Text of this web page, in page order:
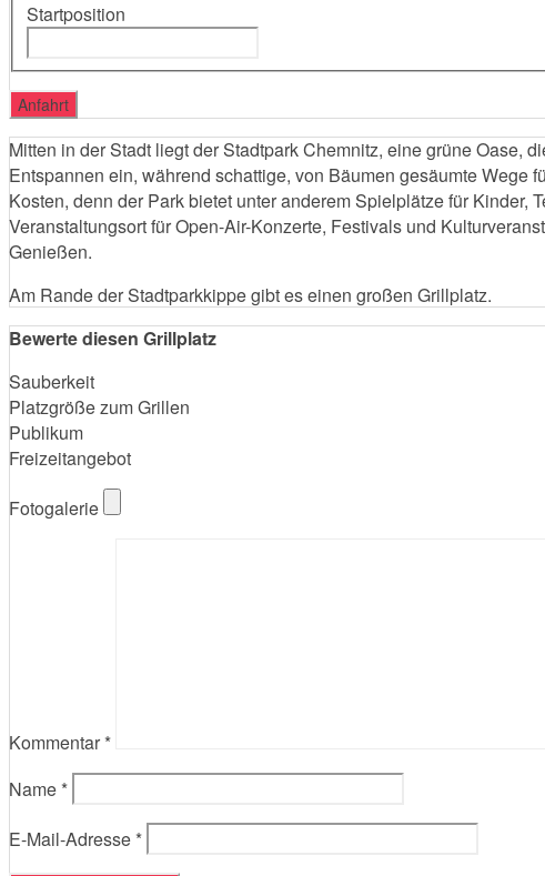
Startposition
Mitten in der Stadt liegt der Stadtpark Chemnitz, eine grüne Oase,
Entspannen ein, während schattige, von Bäumen gesäumte
Kosten, denn der Park bietet unter anderem Spielplätze für
Veranstaltungsort für Open-Air-Konzerte, Festivals und
Genießen.
Am Rande der Stadtparkkippe gibt es einen großen Grillplatz.
Bewerte diesen Grillplatz
Sauberkeit
Platzgröße zum Grillen
Publikum
Freizeitangebot
Fotogalerie
Kommentar *
Name *
E-Mail-Adresse *